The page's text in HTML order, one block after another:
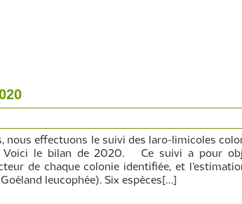
nous effectuons le suivi des laro-limicoles
Voici le bilan de 2020. Ce suivi a pour
de chaque colonie identifiée, et
leucophée). Six espèces[…]